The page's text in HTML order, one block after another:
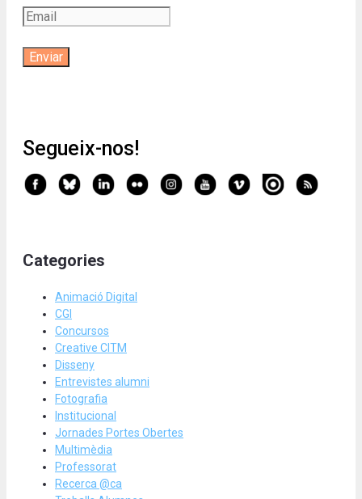
Segueix-nos!
Categories
Animació Digital
CGI
Concursos
Creative CITM
Disseny
Entrevistes alumni
Fotografia
Institucional
Jornades Portes Obertes
Multimèdia
Professorat
Recerca @ca